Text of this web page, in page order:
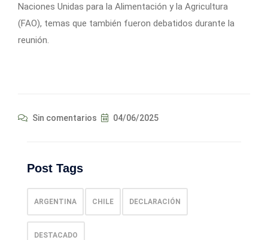
Naciones Unidas para la Alimentación y la Agricultura
(FAO), temas que también fueron debatidos durante la
reunión.
Sin comentarios 04/06/2025
Post Tags
ARGENTINA CHILE DECLARACIÓN
DESTACADO